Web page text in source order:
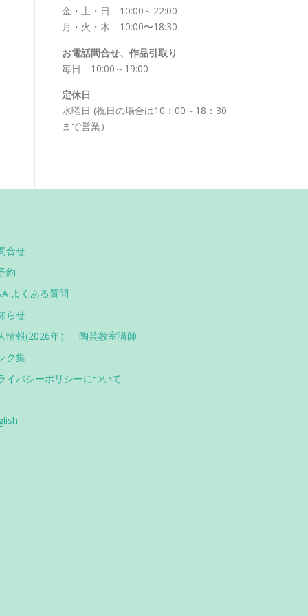
金・土・日 10:00～22:00
月・火・木 10:00〜18:30
お電話問合せ、作品引取り
毎日 10:00～19:00
定休日
水曜日 (祝日の場合は10：00～18：30
まで営業）
合せ
約
よくある質問
らせ
情報(2026年） 陶芸教室講師
ク集
イバシーポリシーについて